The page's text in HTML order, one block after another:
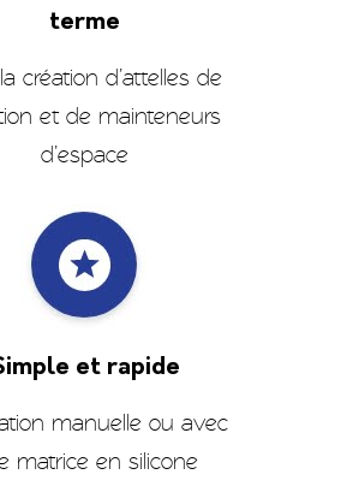
terme
création d’attelles de
et de mainteneurs
d’espace
et rapide
manuelle ou avec
matrice en silicone